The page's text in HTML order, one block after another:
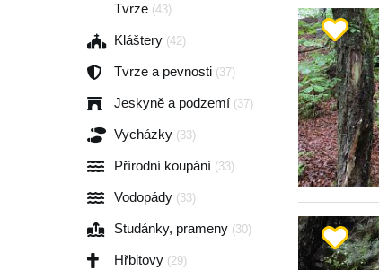
Tvrze (43)
Kláštery (42)
Tvrze a pevnosti (37)
Jeskyně a podzemí (37)
Vycházky (33)
Přírodní koupání (33)
Vodopády (33)
Studánky, prameny (30)
Hřbitovy (29)